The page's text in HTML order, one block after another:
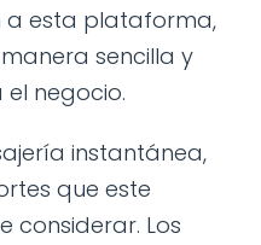
a esta plataforma,
sencilla y
negocio.
instantánea,
que este
considerar. Los